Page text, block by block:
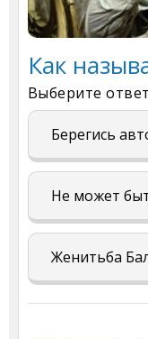
Как
Выберите
Берегись
Не может
Женитьба